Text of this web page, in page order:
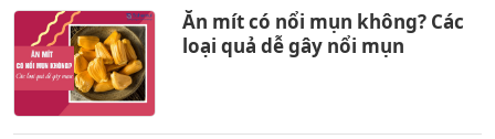
Ăn mít có nổi mụn không? Các
loại quả dễ gây nổi mụn